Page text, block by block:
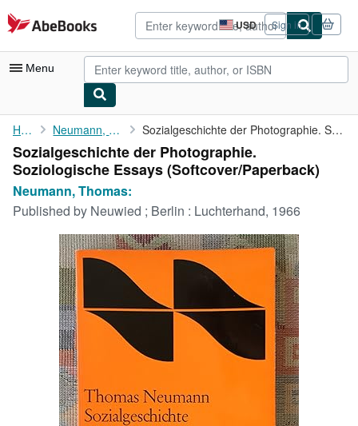
Skip to main content
AbeBooks.com USD
Site
shopping
preferences
Sign in
Menu
My Account
My Purchases
Advanced Search
Browse Collections
Rare Books
Art & Collectibles
Textbooks
Start Selling
CLOSE
Home Neumann, Thomas: Sozialgeschichte der Photographie. Soziologische Essays
Sozialgeschichte der Photographie.
Soziologische Essays (Softcover/Paperback)
Neumann, Thomas:
Published by Neuwied ; Berlin : Luchterhand, 1966